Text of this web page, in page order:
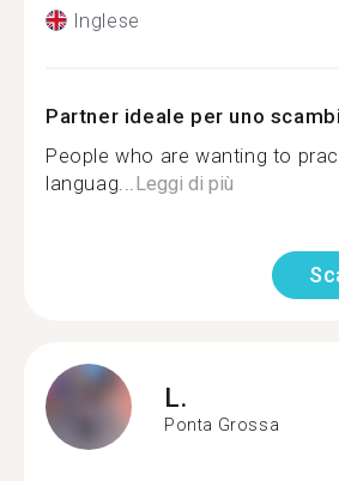
Inglese
Partner ideale per uno
People who are wanting to
languag... Leggi di più
L.
Ponta Grossa